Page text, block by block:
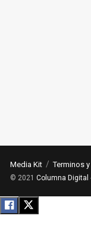
Media Kit Terminos
© 2021 Columna Digital